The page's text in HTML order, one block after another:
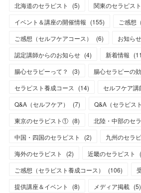
北海道のセラピスト
(5) 関東のセラピス
イベント＆講座の開催情報 (155) ご感想
ご感想（セルフケアコース）
(6) お知らせ
認定講師からのお知らせ (4) 新着情報 (
腸心セラピーって？
(3) 腸心セラピーの
セラピスト養成コース
(14) セルフケア講
Q&A（セルフケア）
(7) Q&A（セラピス
東京のセラピスト① (8) 北陸・中部のセ
中国・四国のセラピスト
(2) 九州のセラ
海外のセラピスト
(2) 近畿のセラピスト
ご感想（セラピスト養成コース）
(106)
提供講座＆イベント
(8) メディア掲載 (5)